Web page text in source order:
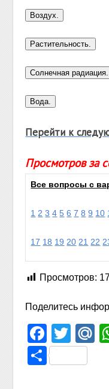
Перейти к
Просмотров за
Все вопросы с
1 2 3 4 5 6 7 8 9 10
17 18 19 20 21 22
Просмотров:
Поделитесь